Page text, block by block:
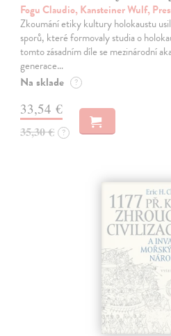
Fogu Claudio, Kansteiner Wulf,
Zkoumání etiky kultury holokaustu
sporů, které formovaly studia o
tomto zásadním díle se mezinárodní
generace…
Na sklade ?
33,54 €
35,30 € ?